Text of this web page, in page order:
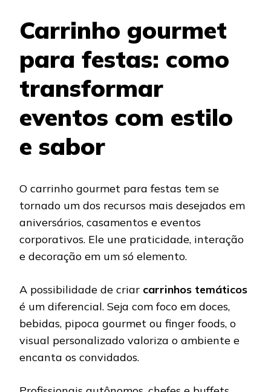
Carrinho gourmet
para festas: como
transformar
eventos com estilo
e sabor
O carrinho gourmet para festas tem se
tornado um dos recursos mais desejados em
aniversários, casamentos e eventos
corporativos. Ele une praticidade, interação
e decoração em um só elemento.
A possibilidade de criar carrinhos temáticos
é um diferencial. Seja com foco em doces,
bebidas, pipoca gourmet ou finger foods, o
visual personalizado valoriza o ambiente e
encanta os convidados.